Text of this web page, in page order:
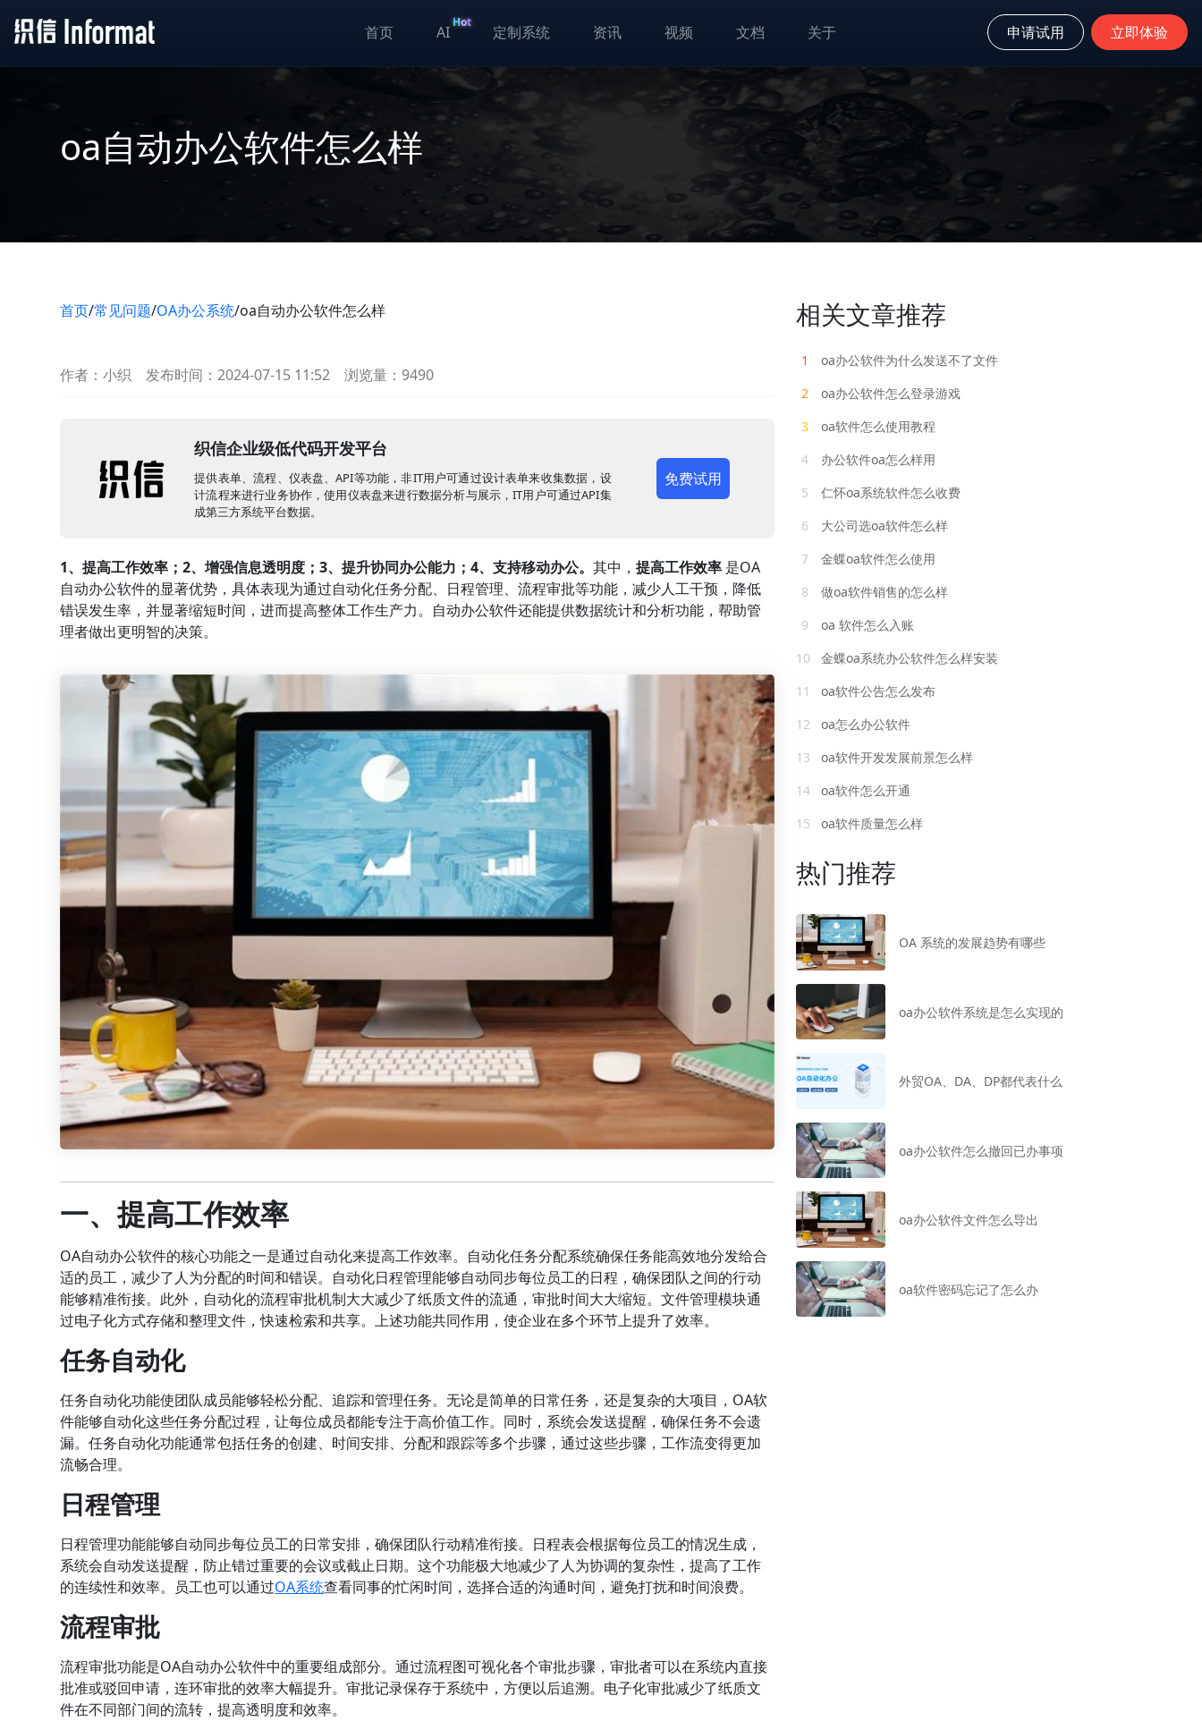
首页 AI
Hot
定制系统 资讯 视频 文档 关于 申请试用 立即体验
oa自动办公软件怎么样
首页/常见问题/OA办公系统/oa自动办公软件怎么样
作者：小织 发布时间：2024-07-15 11:52 浏览量：9490
织信企业级低代码开发平台
提供表单、流程、仪表盘、API等功能，非IT用户可通过设计表单来收集数据，设
计流程来进行业务协作，使用仪表盘来进行数据分析与展示，IT用户可通过API集
成第三方系统平台数据。
免费试用
1、提高工作效率；2、增强信息透明度；3、提升协同办公能力；4、支持移动办公。其中，提高工作效率 是OA
自动办公软件的显著优势，具体表现为通过自动化任务分配、日程管理、流程审批等功能，减少人工干预，降低
错误发生率，并显著缩短时间，进而提高整体工作生产力。自动办公软件还能提供数据统计和分析功能，帮助管
理者做出更明智的决策。
一、提高工作效率
OA自动办公软件的核心功能之一是通过自动化来提高工作效率。自动化任务分配系统确保任务能高效地分发给合
适的员工，减少了人为分配的时间和错误。自动化日程管理能够自动同步每位员工的日程，确保团队之间的行动
能够精准衔接。此外，自动化的流程审批机制大大减少了纸质文件的流通，审批时间大大缩短。文件管理模块通
过电子化方式存储和整理文件，快速检索和共享。上述功能共同作用，使企业在多个环节上提升了效率。
任务自动化
任务自动化功能使团队成员能够轻松分配、追踪和管理任务。无论是简单的日常任务，还是复杂的大项目，OA软
件能够自动化这些任务分配过程，让每位成员都能专注于高价值工作。同时，系统会发送提醒，确保任务不会遗
漏。任务自动化功能通常包括任务的创建、时间安排、分配和跟踪等多个步骤，通过这些步骤，工作流变得更加
流畅合理。
日程管理
日程管理功能能够自动同步每位员工的日常安排，确保团队行动精准衔接。日程表会根据每位员工的情况生成，
系统会自动发送提醒，防止错过重要的会议或截止日期。这个功能极大地减少了人为协调的复杂性，提高了工作
的连续性和效率。员工也可以通过OA系统查看同事的忙闲时间，选择合适的沟通时间，避免打扰和时间浪费。
流程审批
流程审批功能是OA自动办公软件中的重要组成部分。通过流程图可视化各个审批步骤，审批者可以在系统内直接
批准或驳回申请，连环审批的效率大幅提升。审批记录保存于系统中，方便以后追溯。电子化审批减少了纸质文
件在不同部门间的流转，提高透明度和效率。
相关文章推荐
1
oa办公软件为什么发送不了文件
2
oa办公软件怎么登录游戏
3
oa软件怎么使用教程
4
办公软件oa怎么样用
5
仁怀oa系统软件怎么收费
6
大公司选oa软件怎么样
7
金蝶oa软件怎么使用
8
做oa软件销售的怎么样
9
oa 软件怎么入账
10
金蝶oa系统办公软件怎么样安装
11
oa软件公告怎么发布
12
oa怎么办公软件
13
oa软件开发发展前景怎么样
14
oa软件怎么开通
15
oa软件质量怎么样
热门推荐
OA 系统的发展趋势有哪些
oa办公软件系统是怎么实现的
外贸OA、DA、DP都代表什么
oa办公软件怎么撤回已办事项
oa办公软件文件怎么导出
oa软件密码忘记了怎么办